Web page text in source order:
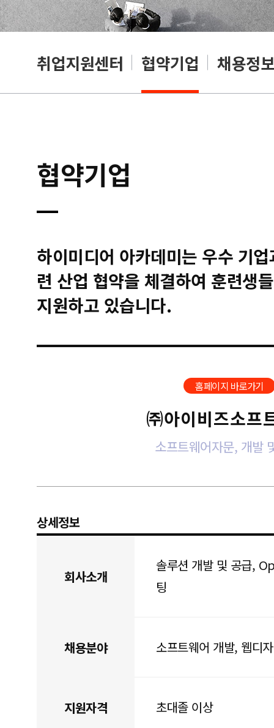
취업지원센터 협약기업 채용정보
협약기업
하이미디어 아카데미는 우수 기
련 산업 협약을 체결하여 훈련생
지원하고 있습니다.
홈페이지 바로가기
㈜아이비즈소프
소프트웨어자문, 개발
상세정보
회사소개
솔루션 개발 및 공급,
팅
채용분야 소프트웨어 개발, 웹디
지원자격 초대졸 이상